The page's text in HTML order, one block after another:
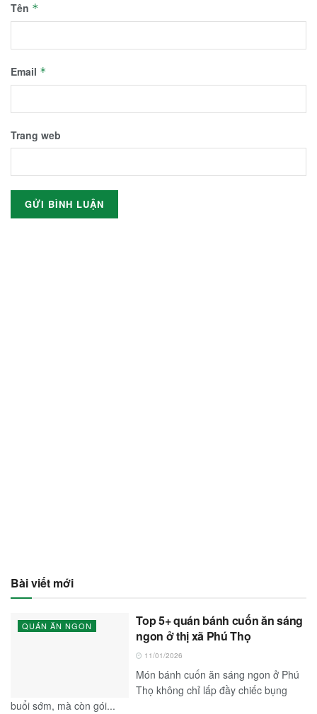
Tên *
Email *
Trang web
Bài viết mới
QUÁN ĂN NGON
Top 5+ quán bánh cuốn ăn sáng
ngon ở thị xã Phú Thọ
11/01/2026
Món bánh cuốn ăn sáng ngon ở Phú
Thọ không chỉ lấp đầy chiếc bụng
buổi sớm, mà còn gói...